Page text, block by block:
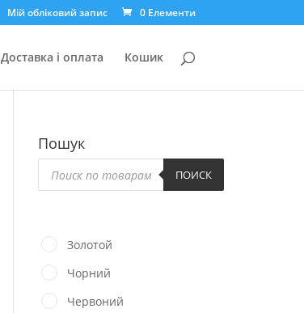
Мій обліковий запис 0 Елементи
Доставка і оплата Кошик
Пошук
Пошук
товарів ПОИСК
Золотой
Чорний
Червоний